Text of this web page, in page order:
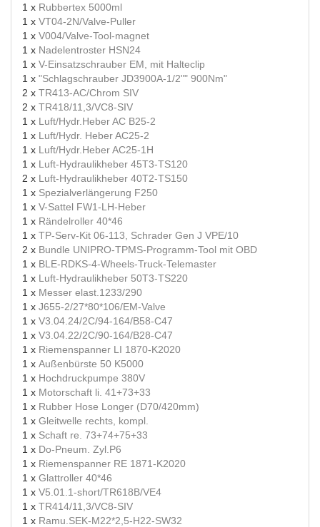
1 x Rubbertex 5000ml
1 x VT04-2N/Valve-Puller
1 x V004/Valve-Tool-magnet
1 x Nadelentroster HSN24
1 x V-Einsatzschrauber EM, mit Halteclip
1 x "Schlagschrauber JD3900A-1/2"" 900Nm"
2 x TR413-AC/Chrom SIV
2 x TR418/11,3/VC8-SIV
1 x Luft/Hydr.Heber AC B25-2
1 x Luft/Hydr. Heber AC25-2
1 x Luft/Hydr.Heber AC25-1H
1 x Luft-Hydraulikheber 45T3-TS120
2 x Luft-Hydraulikheber 40T2-TS150
1 x Spezialverlängerung F250
1 x V-Sattel FW1-LH-Heber
1 x Rändelroller 40*46
1 x TP-Serv-Kit 06-113, Schrader Gen J VPE/10
2 x Bundle UNIPRO-TPMS-Programm-Tool mit OBD
1 x BLE-RDKS-4-Wheels-Truck-Telemaster
1 x Luft-Hydraulikheber 50T3-TS220
1 x Messer elast.1233/290
1 x J655-2/27*80*106/EM-Valve
1 x V3.04.24/2C/94-164/B58-C47
1 x V3.04.22/2C/90-164/B28-C47
1 x Riemenspanner LI 1870-K2020
1 x Außenbürste 50 K5000
1 x Hochdruckpumpe 380V
1 x Motorschaft li. 41+73+33
1 x Rubber Hose Longer (D70/420mm)
1 x Gleitwelle rechts, kompl.
1 x Schaft re. 73+74+75+33
1 x Do-Pneum. Zyl.P6
1 x Riemenspanner RE 1871-K2020
1 x Glattroller 40*46
1 x V5.01.1-short/TR618B/VE4
1 x TR414/11,3/VC8-SIV
1 x Ramu.SEK-M22*2,5-H22-SW32